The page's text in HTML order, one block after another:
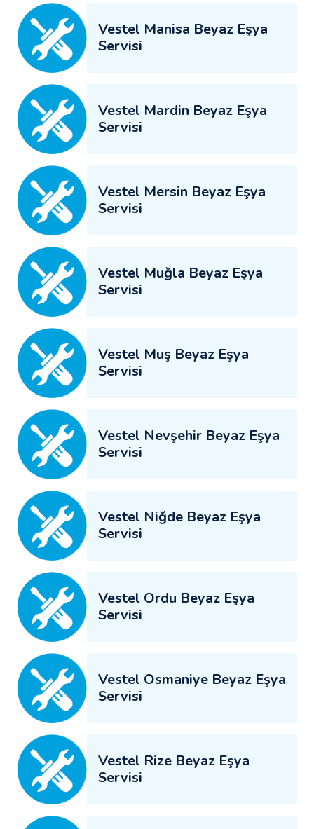
Vestel Manisa Beyaz Eşya
Servisi
Vestel Mardin Beyaz Eşya
Servisi
Vestel Mersin Beyaz Eşya
Servisi
Vestel Muğla Beyaz Eşya
Servisi
Vestel Muş Beyaz Eşya
Servisi
Vestel Nevşehir Beyaz Eşya
Servisi
Vestel Niğde Beyaz Eşya
Servisi
Vestel Ordu Beyaz Eşya
Servisi
Vestel Osmaniye Beyaz Eşya
Servisi
Vestel Rize Beyaz Eşya
Servisi